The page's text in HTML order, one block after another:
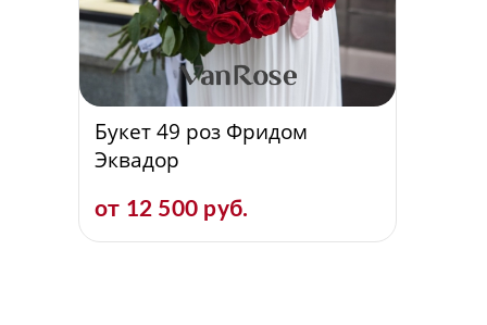
Букет 49 роз Фридом
Эквадор
от 12 500 руб.